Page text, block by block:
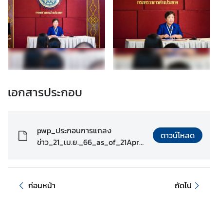
เอกสารประกอบ
pwp_ประกอบการแถลง
ข่าว_21_เม.ย._66_as_of_21Apr2
ดาวน์โหลด
ก่อนหน้า ถัดไป